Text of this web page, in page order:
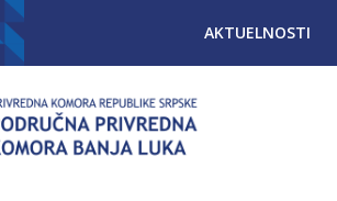
AKTUELNOSTI